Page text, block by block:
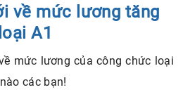
về mức lương tăng
A1
mức lương của công chức loại
các bạn!